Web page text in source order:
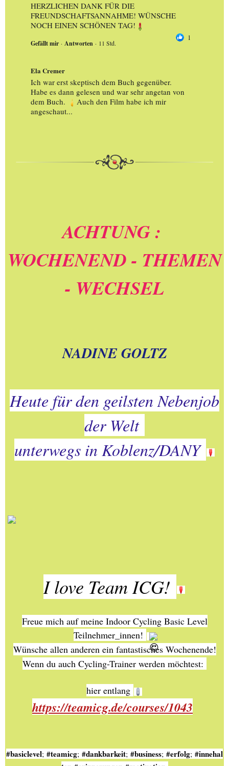
HERZLICHEN DANK FÜR DIE
FREUNDSCHAFTSANNAHME! WÜNSCHE
NOCH EINEN SCHÖNEN TAG!
1
Gefällt mir · Antworten · 11 Std.
Ela Cremer
Ich war erst skeptisch dem Buch gegenüber.
Habe es dann gelesen und war sehr angetan von
dem Buch.
Auch den Film habe ich mir
angeschaut...
ACHTUNG :
WOCHENEND - THEMEN
- WECHSEL
NADINE GOLTZ
Heute für den geilsten Nebenjob
der Welt
unterwegs in Koblenz/DANY
I love Team ICG!
Freue mich auf meine Indoor Cycling Basic Level
Teilnehmer_innen!
Wünsche allen anderen ein fantastisches Wochenende!
Wenn du auch Cycling-Trainer werden möchtest:
hier entlang
https://teamicg.de/courses/1043
#basiclevel; #teamicg; #dankbarkeit; #business; #erfolg; #innehal